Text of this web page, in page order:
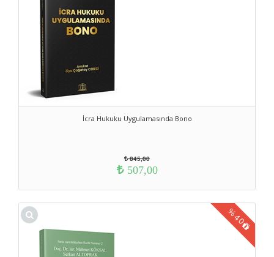
İcra Hukuku Uygulamasında Bono
845,00
507,00
%40